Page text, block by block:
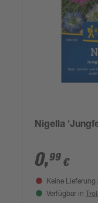
Nigella
0,99 €
Keine Lieferung
Verfügbar in